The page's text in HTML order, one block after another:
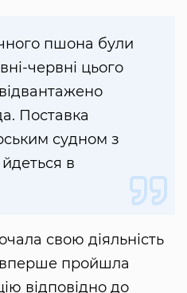
пшона були
червні цього
Поставка
судном з
в
свою діяльність
вперше пройшла
відповідно до